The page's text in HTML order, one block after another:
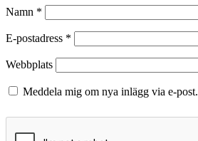
Namn *
E-postadress *
Webbplats
Meddela mig om nya inlägg via e-post.